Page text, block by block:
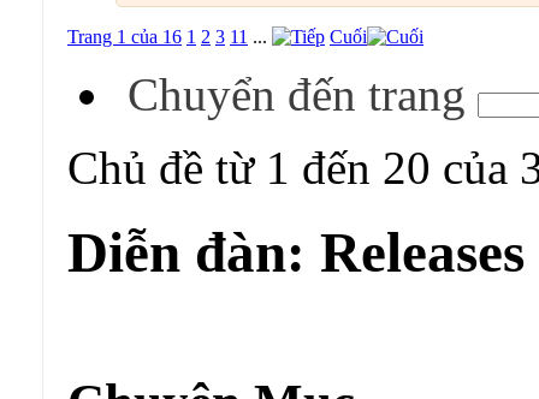
Trang 1 của 16 1 2 3 11 ... Cuối
Chuyển đến trang
Chủ đề từ 1 đến 20 của
Diễn đàn: Releases